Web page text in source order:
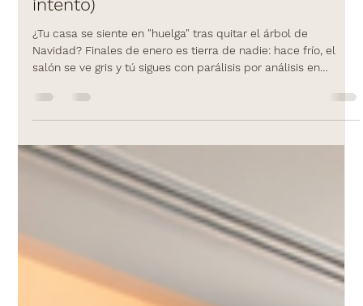
Decoración Primavera 2026 para
despertar tu casa (sin morir en el
intento)
¿Tu casa se siente en "huelga" tras quitar el árbol de
Navidad? Finales de enero es tierra de nadie: hace frío, el
Pinterest. ¡Basta de sufrir! No necesitas una reforma integral,
necesitas primavera. Te traemos las Tendencias Decoración
Primavera 2026 traducidas a la vida real: del "Amarillo
Mantequilla" que ilumina sin pintar, a las curvas que fluyen. 5
trucos fáciles, económicos y sin obras para que te vuelvas a
en